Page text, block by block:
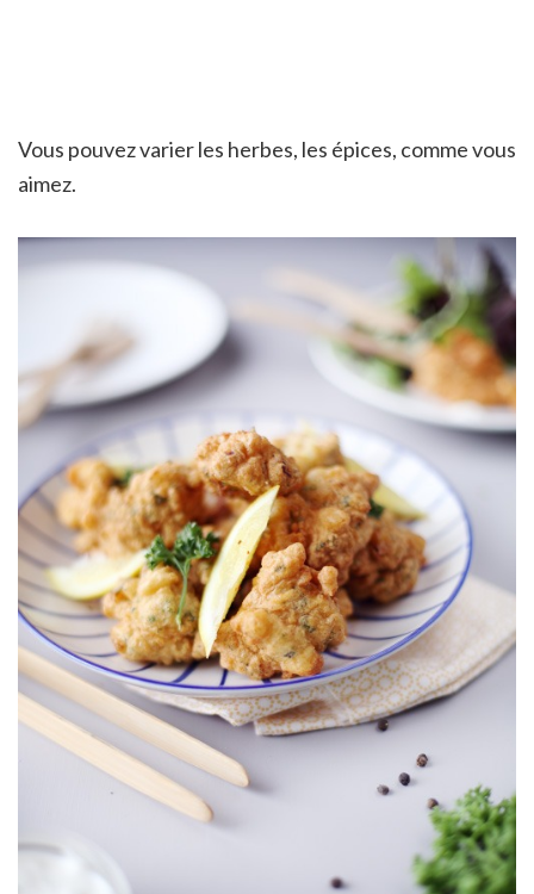
Vous pouvez varier les herbes, les épices, comme vous
aimez.